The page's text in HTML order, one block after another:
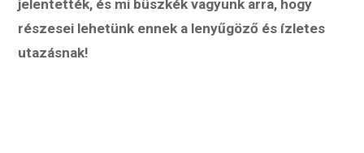
jelentették, és mi büszkék vagyunk arra, hogy
részesei lehetünk ennek a lenyűgöző és ízletes
utazásnak!